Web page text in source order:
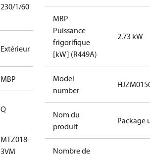
230/1/60
Extérieur
MBP
Q
MTZ018-
3VM
MBP
Puissance
frigorifique
[kW] (R449A)
2.73 kW
Model
number
Nom du
produit
Package
Nombre de